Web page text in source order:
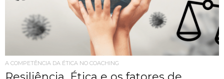
A COMPETÊNCIA DA ÉTICA NO COACHING